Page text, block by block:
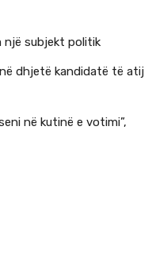
një subjekt politik
dhjetë kandidatë të atij
në kutinë e votimi”,